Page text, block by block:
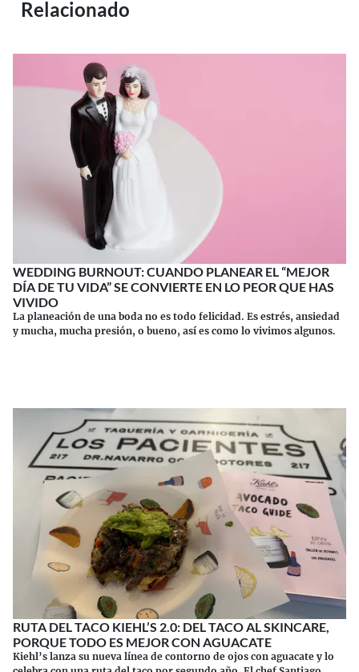
Relacionado
WEDDING BURNOUT: CUANDO PLANEAR EL “MEJOR
DÍA DE TU VIDA” SE CONVIERTE EN LO PEOR QUE HAS
VIVIDO
La planeación de una boda no es todo felicidad. Es estrés, ansiedad
y mucha, mucha presión, o bueno, así es como lo vivimos algunos.
RUTA DEL TACO KIEHL’S 2.0: DEL TACO AL SKINCARE,
PORQUE TODO ES MEJOR CON AGUACATE
Kiehl’s lanza su nueva línea de contorno de ojos con aguacate y lo